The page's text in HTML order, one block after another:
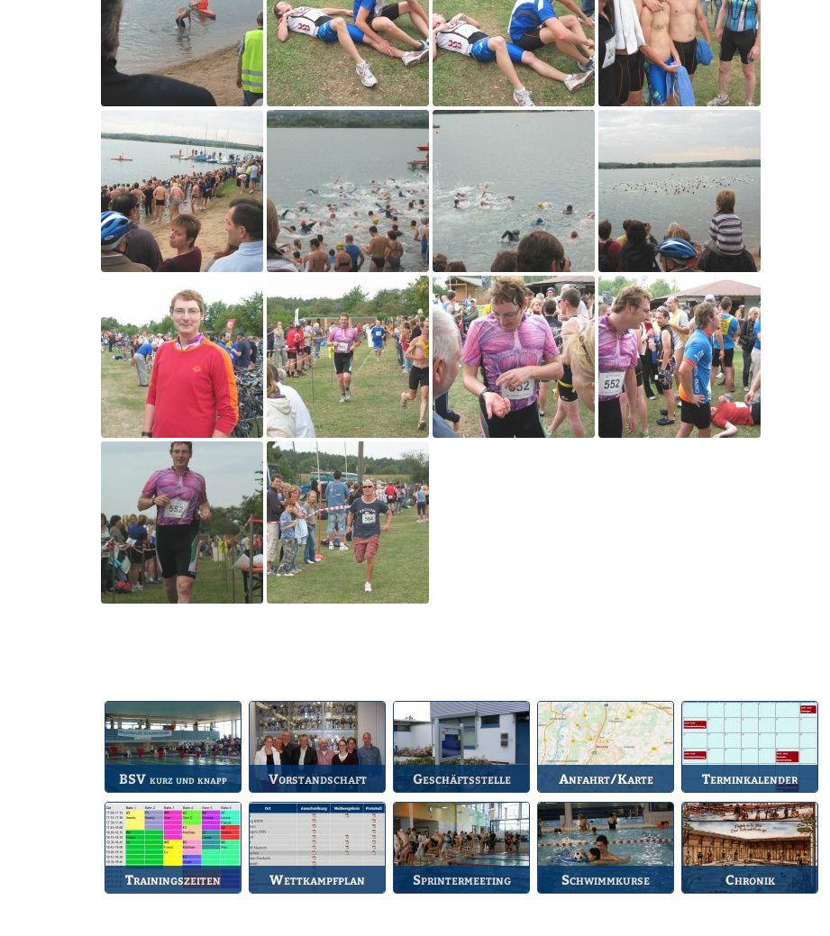
BSV kurz und knapp
Die wichtigsten Infos
zum BSV.
Vorstandschaft
Unsere amtierende
Vorstandschaft.
Geschäftsstelle
Anlaufstelle für alle
Fragen.
Anfahrt/Karte
So können Sie uns
erreichen.
Terminkalender
Die Termine des BSV.
Trainingszeiten Wettkampfplan Sprintermeeting Schwimmkurse Chronik